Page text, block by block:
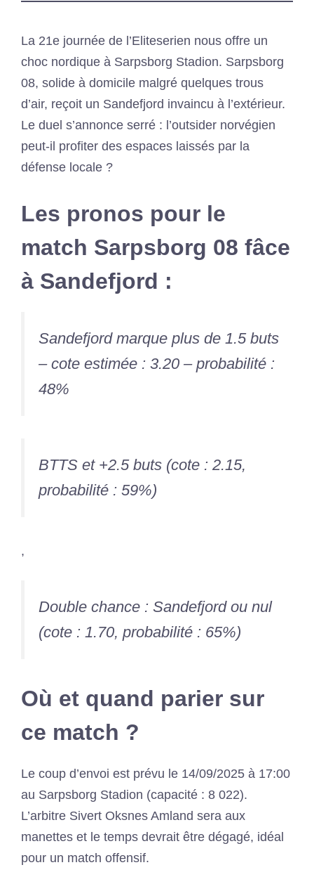
La 21e journée de l’Eliteserien nous offre un
choc nordique à Sarpsborg Stadion. Sarpsborg
08, solide à domicile malgré quelques trous
d’air, reçoit un Sandefjord invaincu à l’extérieur.
Le duel s’annonce serré : l’outsider norvégien
peut-il profiter des espaces laissés par la
défense locale ?
Les pronos pour le
match Sarpsborg 08 fâce
à Sandefjord :
Sandefjord marque plus de 1.5 buts
– cote estimée : 3.20 – probabilité :
48%
BTTS et +2.5 buts (cote : 2.15,
probabilité : 59%)
,
Double chance : Sandefjord ou nul
(cote : 1.70, probabilité : 65%)
Où et quand parier sur
ce match ?
Le coup d’envoi est prévu le 14/09/2025 à 17:00
au Sarpsborg Stadion (capacité : 8 022).
L’arbitre Sivert Oksnes Amland sera aux
manettes et le temps devrait être dégagé, idéal
pour un match offensif.